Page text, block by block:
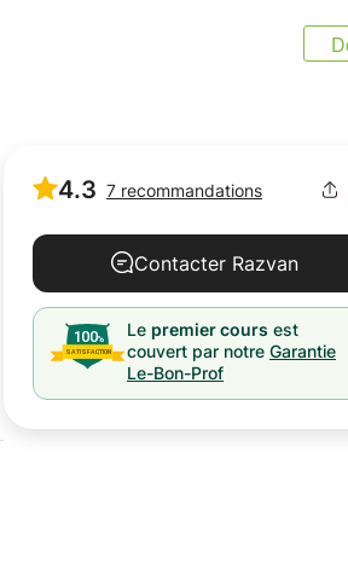
4.3 7 recommandations
Contacter Razvan
Le premier cours est
couvert par notre Garantie
Le-Bon-Prof